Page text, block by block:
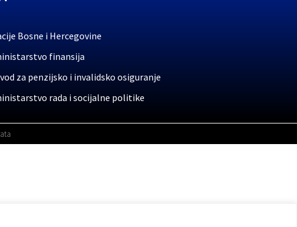
Bosne i Hercegovine
finansija
za penzijsko i invalidsko osiguranje
rada i socijalne politike